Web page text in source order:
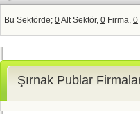
Bu Sektörde; 0Alt Sektör, 0 Firma, 0
Şırnak Publar